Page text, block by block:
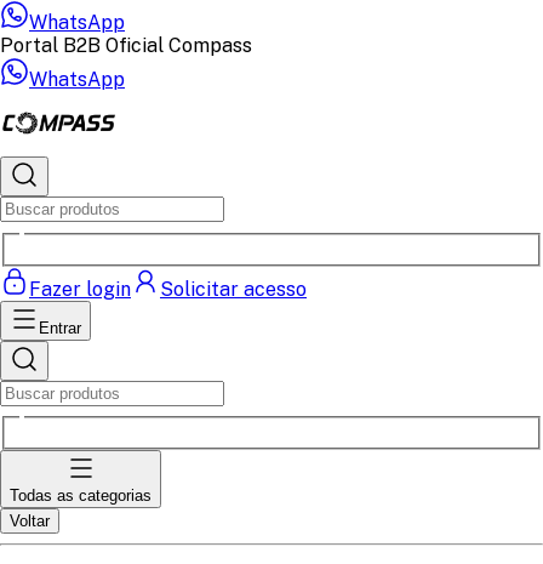
WhatsApp
Portal B2B Oficial Compass
WhatsApp
Fazer login Solicitar acesso
Entrar
Todas as categorias
Voltar